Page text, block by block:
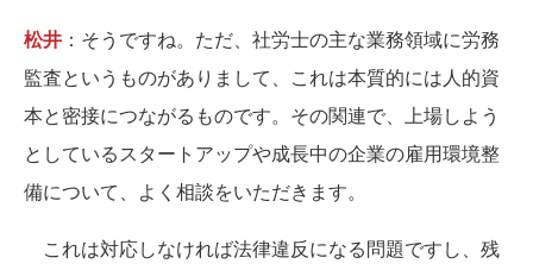
松井 ：そうですね。ただ、社労士の主な業務領域に労務
監査というものがありまして、これは本質的には人的資
本と密接につながるものです。その関連で、上場しよう
としているスタートアップや成長中の企業の雇用環境整
備について、よく相談をいただきます。
これは対応しなければ法律違反になる問題ですし、残